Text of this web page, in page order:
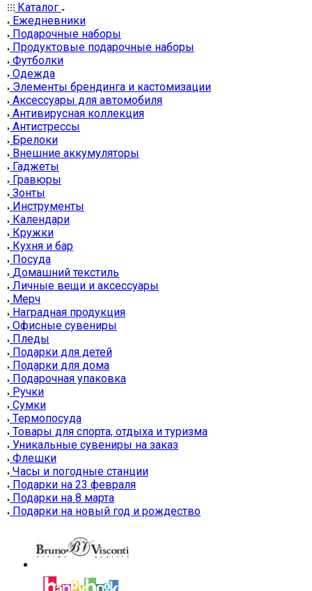
Каталог
Ежедневники
Подарочные наборы
Продуктовые подарочные наборы
Футболки
Одежда
Элементы брендинга и кастомизации
Аксессуары для автомобиля
Антивирусная коллекция
Антистрессы
Брелоки
Внешние аккумуляторы
Гаджеты
Гравюры
Зонты
Инструменты
Календари
Кружки
Кухня и бар
Посуда
Домашний текстиль
Личные вещи и аксессуары
Мерч
Наградная продукция
Офисные сувениры
Пледы
Подарки для детей
Подарки для дома
Подарочная упаковка
Ручки
Сумки
Термопосуда
Товары для спорта, отдыха и туризма
Уникальные сувениры на заказ
Флешки
Часы и погодные станции
Подарки на 23 февраля
Подарки на 8 марта
Подарки на новый год и рождество